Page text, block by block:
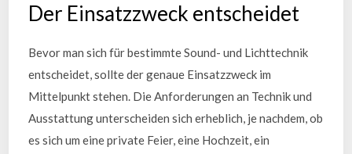
Der Einsatzzweck entscheidet
Bevor man sich für bestimmte Sound- und Lichttechnik
entscheidet, sollte der genaue Einsatzzweck im
Mittelpunkt stehen. Die Anforderungen an Technik und
Ausstattung unterscheiden sich erheblich, je nachdem, ob
es sich um eine private Feier, eine Hochzeit, ein